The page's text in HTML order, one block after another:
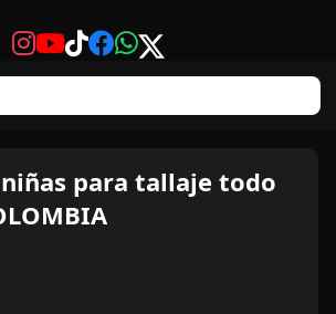
niñas para tallaje todo